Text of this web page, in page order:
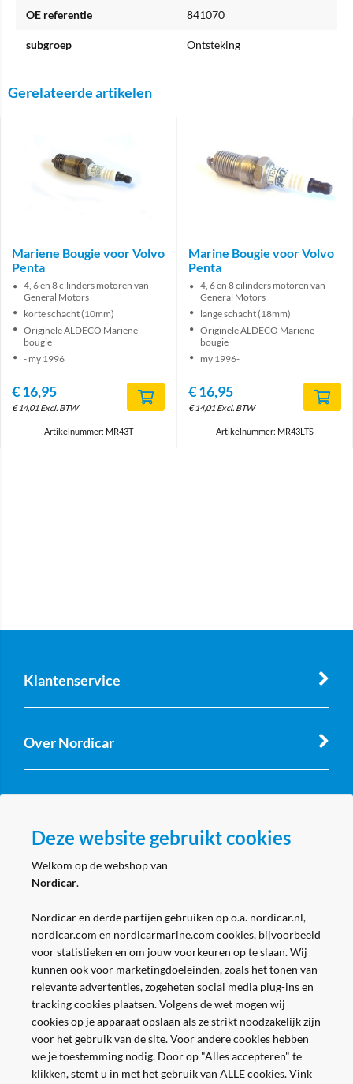
OE referentie 841070
subgroep Ontsteking
Gerelateerde artikelen
Mariene Bougie voor Volvo
Penta
4, 6 en 8 cilinders motoren van
General Motors
korte schacht (10mm)
Originele ALDECO Mariene
bougie
- my 1996
€16,95
€14,01 Excl. BTW
Artikelnummer: MR43T
Marine Bougie voor Volvo
Penta
4, 6 en 8 cilinders motoren van
General Motors
lange schacht (18mm)
Originele ALDECO Mariene
bougie
my 1996-
€16,95
€14,01 Excl. BTW
Artikelnummer: MR43LTS
Klantenservice
Over Nordicar
Volg ons
Deze website gebruikt cookies
Welkom op de webshop van
Nordicar.
Nordicar en derde partijen gebruiken op o.a. nordicar.nl,
nordicar.com en nordicarmarine.com cookies, bijvoorbeeld
voor statistieken en om jouw voorkeuren op te slaan. Wij
kunnen ook voor marketingdoeleinden, zoals het tonen van
relevante advertenties, zogeheten social media plug-ins en
tracking cookies plaatsen. Volgens de wet mogen wij
cookies op je apparaat opslaan als ze strikt noodzakelijk zijn
voor het gebruik van de site. Voor andere cookies hebben
we je toestemming nodig. Door op "Alles accepteren" te
klikken, stemt u in met het gebruik van ALLE cookies. Vink